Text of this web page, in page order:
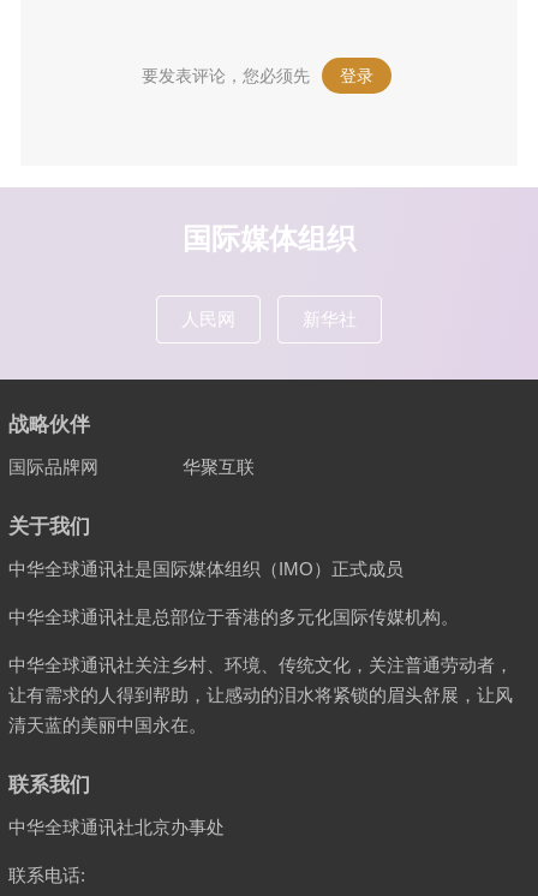
要发表评论，您必须先 登录 。
国际媒体组织
人民网 新华社
战略伙伴
国际品牌网 华聚互联
关于我们
中华全球通讯社是国际媒体组织（IMO）正式成员
中华全球通讯社是总部位于香港的多元化国际传媒机构。
中华全球通讯社关注乡村、环境、传统文化，关注普通劳动者，
让有需求的人得到帮助，让感动的泪水将紧锁的眉头舒展，让风
清天蓝的美丽中国永在。
联系我们
中华全球通讯社北京办事处
联系电话: